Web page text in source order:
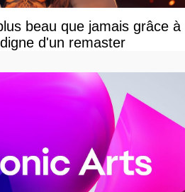
beau que jamais grâce à
d'un remaster